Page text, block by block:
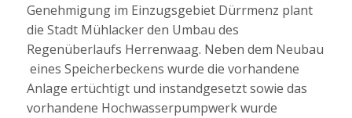
Genehmigung im Einzugsgebiet Dürrmenz plant
die Stadt Mühlacker den Umbau des
Regenüberlaufs Herrenwaag. Neben dem Neubau
eines Speicherbeckens wurde die vorhandene
Anlage ertüchtigt und instandgesetzt sowie das
vorhandene Hochwasserpumpwerk wurde